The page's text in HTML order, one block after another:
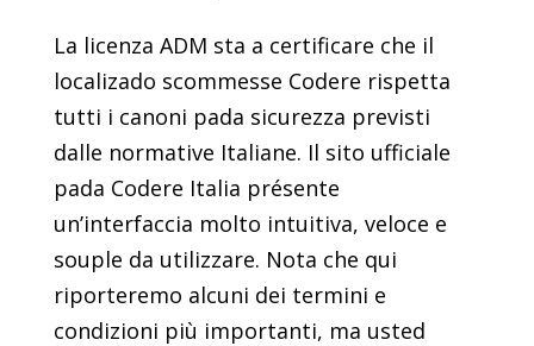
La licenza ADM sta a certificare che il
localizado scommesse Codere rispetta
tutti i canoni pada sicurezza previsti
dalle normative Italiane. Il sito ufficiale
pada Codere Italia présente
un’interfaccia molto intuitiva, veloce e
souple da utilizzare. Nota che qui
riporteremo alcuni dei termini e
condizioni più importanti, ma usted